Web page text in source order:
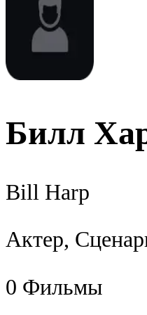
Билл
Bill Harp
Актер,
0 Фильмы